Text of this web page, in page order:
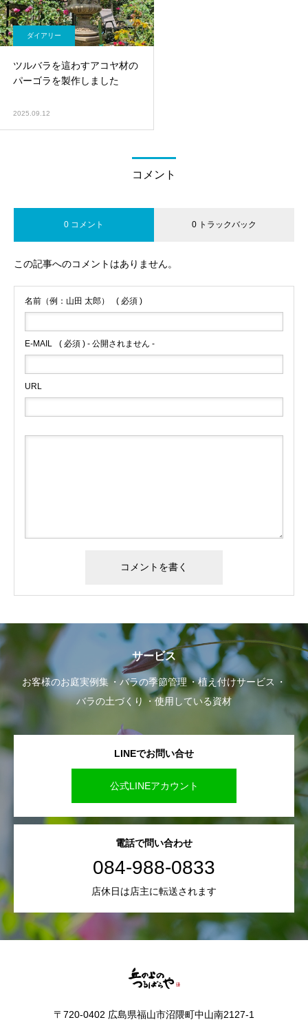
ダイアリー
ツルバラを這わすアコヤ材の
パーゴラを製作しました
2025.09.12
コメント
0 コメント 0 トラックバック
この記事へのコメントはありません。
名前（例：山田 太郎） ( 必須 )
E-MAIL ( 必須 ) - 公開されません -
URL
サービス
お客様のお庭実例集 バラの季節管理
植え付けサービス
バラの土づくり
使用している資材
LINEでお問い合せ
公式LINEアカウント
電話で問い合わせ
084-988-0833
店休日は店主に転送されます
〒720-0402 広島県福山市沼隈町中山南2127-1